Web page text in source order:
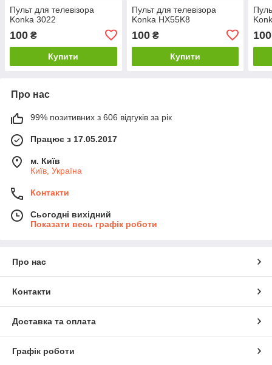
Пульт для телевізора
Konka 3022
100 ₴
Купити
Пульт для телевізора
Konka HX55K8
100₴
Купити
100
Про нас
99% позитивних з 606 відгуків за рік
Працює з 17.05.2017
м. Київ
Київ, Україна
Контакти
Сьогодні вихідний
Показати весь графік роботи
Про нас
Контакти
Доставка та оплата
Графік роботи